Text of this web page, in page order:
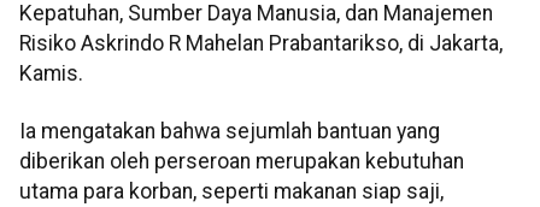
Kepatuhan, Sumber Daya Manusia, dan Manajemen
Risiko Askrindo R Mahelan Prabantarikso, di Jakarta,
Kamis.
Ia mengatakan bahwa sejumlah bantuan yang
diberikan oleh perseroan merupakan kebutuhan
utama para korban, seperti makanan siap saji,